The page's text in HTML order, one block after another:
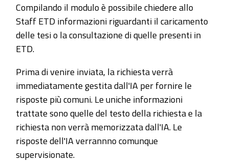
Compilando il modulo è possibile chiedere allo
Staff ETD informazioni riguardanti il caricamento
delle tesi o la consultazione di quelle presenti in
ETD.
Prima di venire inviata, la richiesta verrà
immediatamente gestita dall'IA per fornire le
risposte più comuni. Le uniche informazioni
trattate sono quelle del testo della richiesta e la
richiesta non verrà memorizzata dall'IA. Le
risposte dell'IA verrannno comunque
supervisionate.